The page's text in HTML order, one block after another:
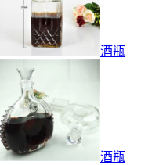
酒瓶
酒瓶